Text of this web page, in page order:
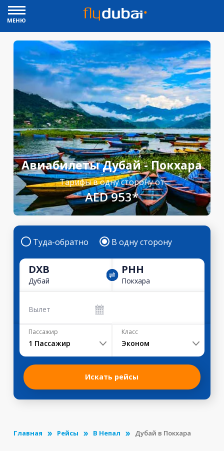
МЕНЮ
Авиабилеты Дубай - Покхара
Тарифы в одну сторону от
AED 953*
Туда-обратно В одну сторону
DXB
Дубай
PHH
Покхара
Вылет
Пассажир
1 Пассажир
Класс
Эконом
Искать рейсы
Главная Рейсы В Непал Дубай в Покхара